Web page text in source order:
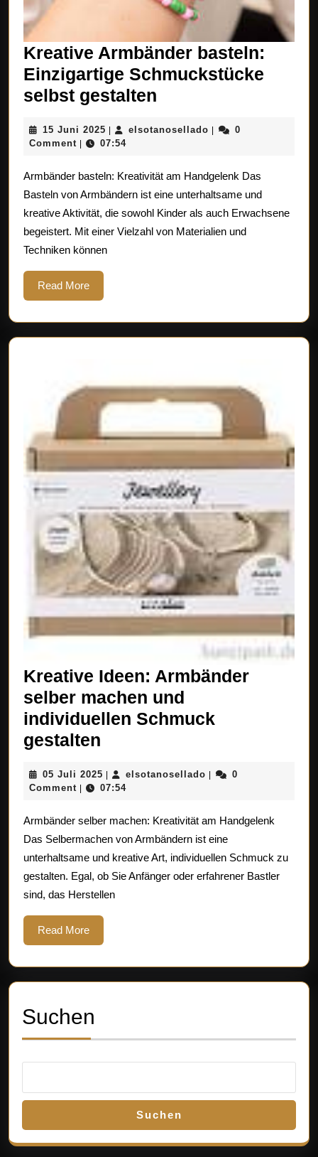
Kreative Armbänder basteln:
Einzigartige Schmuckstücke
selbst gestalten
basteln:
Schmuckstücke
selbst
gestalten
15 Juni 2025 15
Juni
| elsotanosellado elsotanosellado
|
0
Comment | 07:54
Armbänder basteln: Kreativität am Handgelenk Das
Basteln von Armbändern ist eine unterhaltsame und
kreative Aktivität, die sowohl Kinder als auch Erwachsene
begeistert. Mit einer Vielzahl von Materialien und
Techniken können
Read MoreRead
More
Kreative Ideen: Armbänder
selber machen und
individuellen Schmuck
gestalten
Armbänder
machen
und
individuellen
Schmuck
05 Juli 2025 05
Juli
elsotanosellado elsotanosellado
0
Comment
07:54
Armbänder selber machen: Kreativität am Handgelenk
Das Selbermachen von Armbändern ist eine
unterhaltsame und kreative Art, individuellen Schmuck zu
gestalten. Egal, ob Sie Anfänger oder erfahrener Bastler
sind, das Herstellen
Read MoreRead
More
Suchen
Suchen